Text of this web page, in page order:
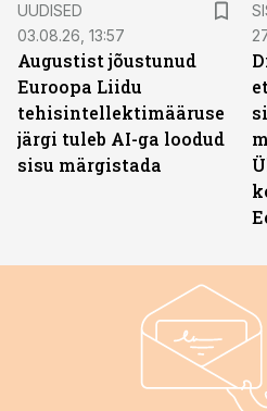
UUDISED
03.08.26, 13:57
Augustist jõustunud
Euroopa Liidu
tehisintellektimääruse
järgi tuleb AI-ga loodud
sisu märgistada